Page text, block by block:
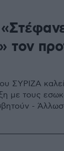
τον
ΣΥΡΙΖΑ
με τους
-